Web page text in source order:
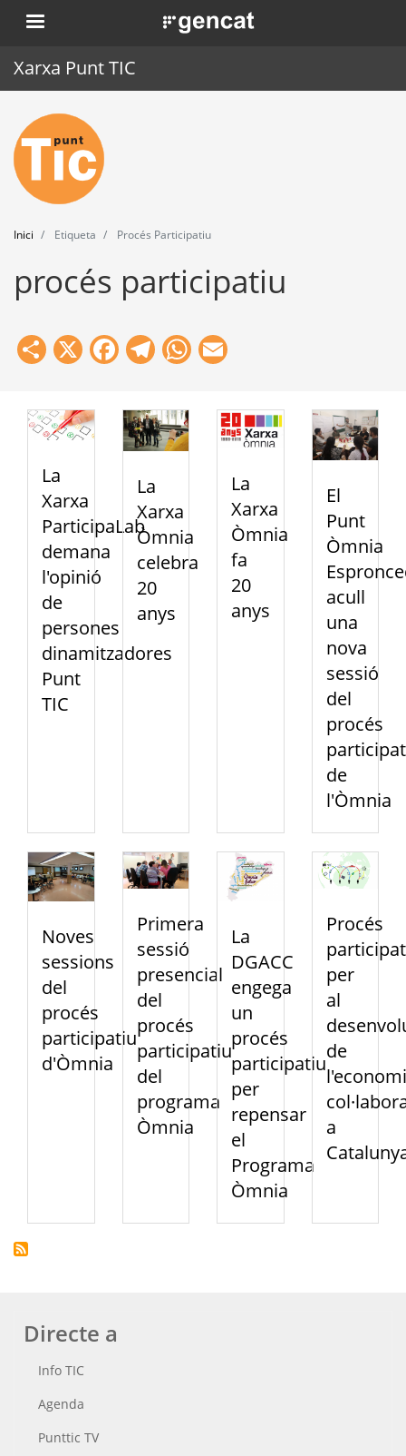
Vés
al
. Obre en una nova finestra.
Xarxa Punt TIC
Inici
Punt TIC
Actualitat
Agenda
Formació
Eines
Inici Etiqueta Procés Participatiu
procés participatiu
Share
X Facebook
Telegram
WhatsApp
La
Xarxa
ParticipaLab
demana
l'opinió
de
persones
dinamitzadores
Punt
TIC
La
Xarxa
Òmnia
celebra
20
anys
La
Xarxa
Òmnia
fa
20
anys
El
Punt
Òmnia
acull
una
nova
sessió
del
procés
de
l'Òmnia
Noves
sessions
del
procés
participatiu
d'Òmnia
Primera
sessió
presencial
del
procés
participatiu
del
programa
Òmnia
La
DGACC
engega
un
procés
participatiu
per
repensar
el
Programa
Òmnia
Procés
per
al
de
a
Directe a
Info TIC
Agenda
Punttic TV